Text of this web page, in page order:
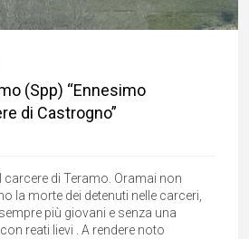
(Spp) “Ennesimo
di Castrogno”
di Teramo. Oramai non
la morte dei detenuti nelle carceri,
più giovani e senza una
reati lievi . A rendere noto